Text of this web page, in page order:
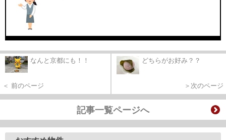
なんと京都にも！！
＜ 前のページ
どちらがお好み？？
＞次のページ
記事一覧ページへ